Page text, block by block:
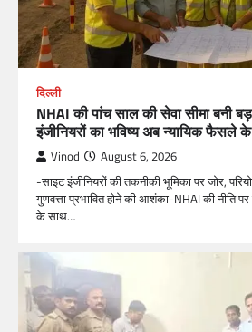
दिल्ली
NHAI की पांच साल की सेवा सीमा बनी
इंजीनियरों का भविष्य अब न्यायिक फैसले
Vinod August 6, 2026
-साइट इंजीनियरों की तकनीकी भूमिका पर जोर,
गुणवत्ता प्रभावित होने की आशंका-NHAI की नीति
के साथ…